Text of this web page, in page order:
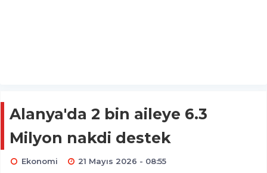
Alanya'da 2 bin aileye 6.3
Milyon nakdi destek
Ekonomi 21 Mayıs 2026 - 08:55